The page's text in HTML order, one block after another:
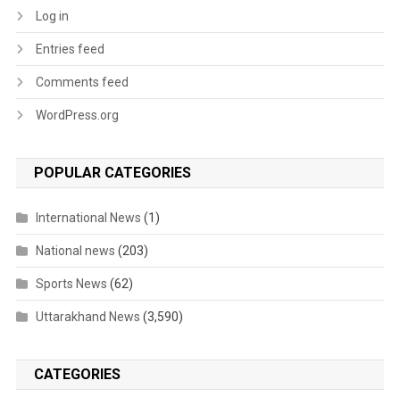
Log in
Entries feed
Comments feed
WordPress.org
POPULAR CATEGORIES
International News (1)
National news (203)
Sports News (62)
Uttarakhand News (3,590)
CATEGORIES